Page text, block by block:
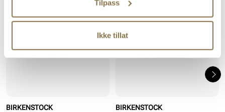
Tilpass
Ikke tillat
BIRKENSTOCK
BIRKENSTOCK